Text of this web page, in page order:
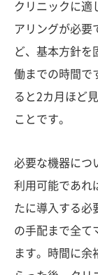
クリニックに適
アリングが必要
ど、基本方針を
働までの時間で
ると2カ月ほど
ことです。
必要な機器につ
利用可能であれ
たに導入する必
の手配まで全て
ます。時間に余